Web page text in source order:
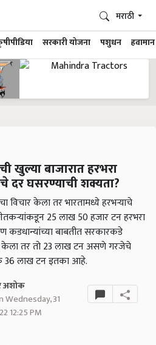
सरकारी योजना पशुधन हवामान
मराठी
खुल्या बाजारात हरभरा
दर घसरण्याची शक्यता?
विचार केला तर भारतामध्ये हरभऱ्याचे
25 लाख 50 हजार टन हरभरा
बाबतीत सरकारकडे
केला तर तो 23 लाख टन असणे गरजेचे
36 लाख टन इतका आहे.
अशोक
31
12:25 PM